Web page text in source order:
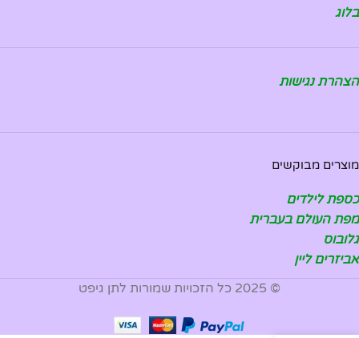
בלוג
הצהרת נגישות
מוצרים מבוקשים
כספת לילדים
מפת העולם בעברית
גלובוס
אביזרים ליין
© 2025 כל הזכויות שמורות לתן גיפט